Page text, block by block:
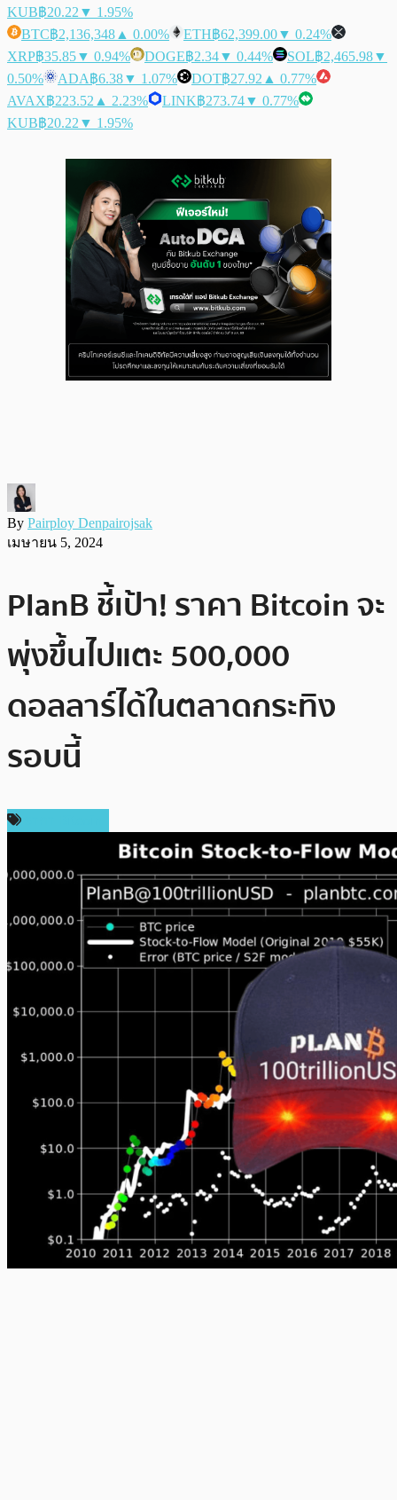
KUB฿20.22 ▼ 1.95%
BTC฿2,136,348 ▲ 0.00% ETH฿62,399.00▼ 0.24%
XRP฿35.85▼ 0.94% DOGE฿2.34▼ 0.44% SOL฿2,465.98▼
0.50%
ADA฿6.38▼ 1.07% DOT฿27.92 ▲ 0.77%
AVAX฿223.52 ▲ 2.23% LINK฿273.74▼ 0.77%
KUB฿20.22 ▼ 1.95%
By Pairploy Denpairojsak
เมษายน 5, 2024
PlanB ชี้เป้า! ราคา Bitcoin จะ
พุ่งขึ้นไปแตะ 500,000
ดอลลาร์ได้ในตลาดกระทิง
รอบนี้